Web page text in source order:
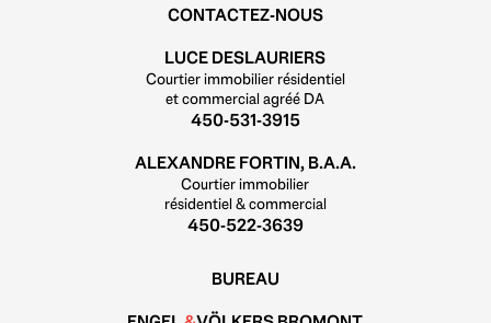
CONTACTEZ-NOUS
LUCE DESLAURIERS
Courtier immobilier résidentiel
et commercial agréé DA
450-531-3915
ALEXANDRE FORTIN, B.A.A.
Courtier immobilier
résidentiel & commercial
450-522-3639
BUREAU